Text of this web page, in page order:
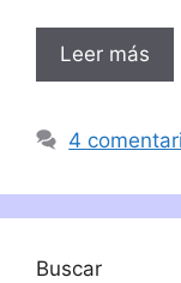
Leer más
4
Buscar